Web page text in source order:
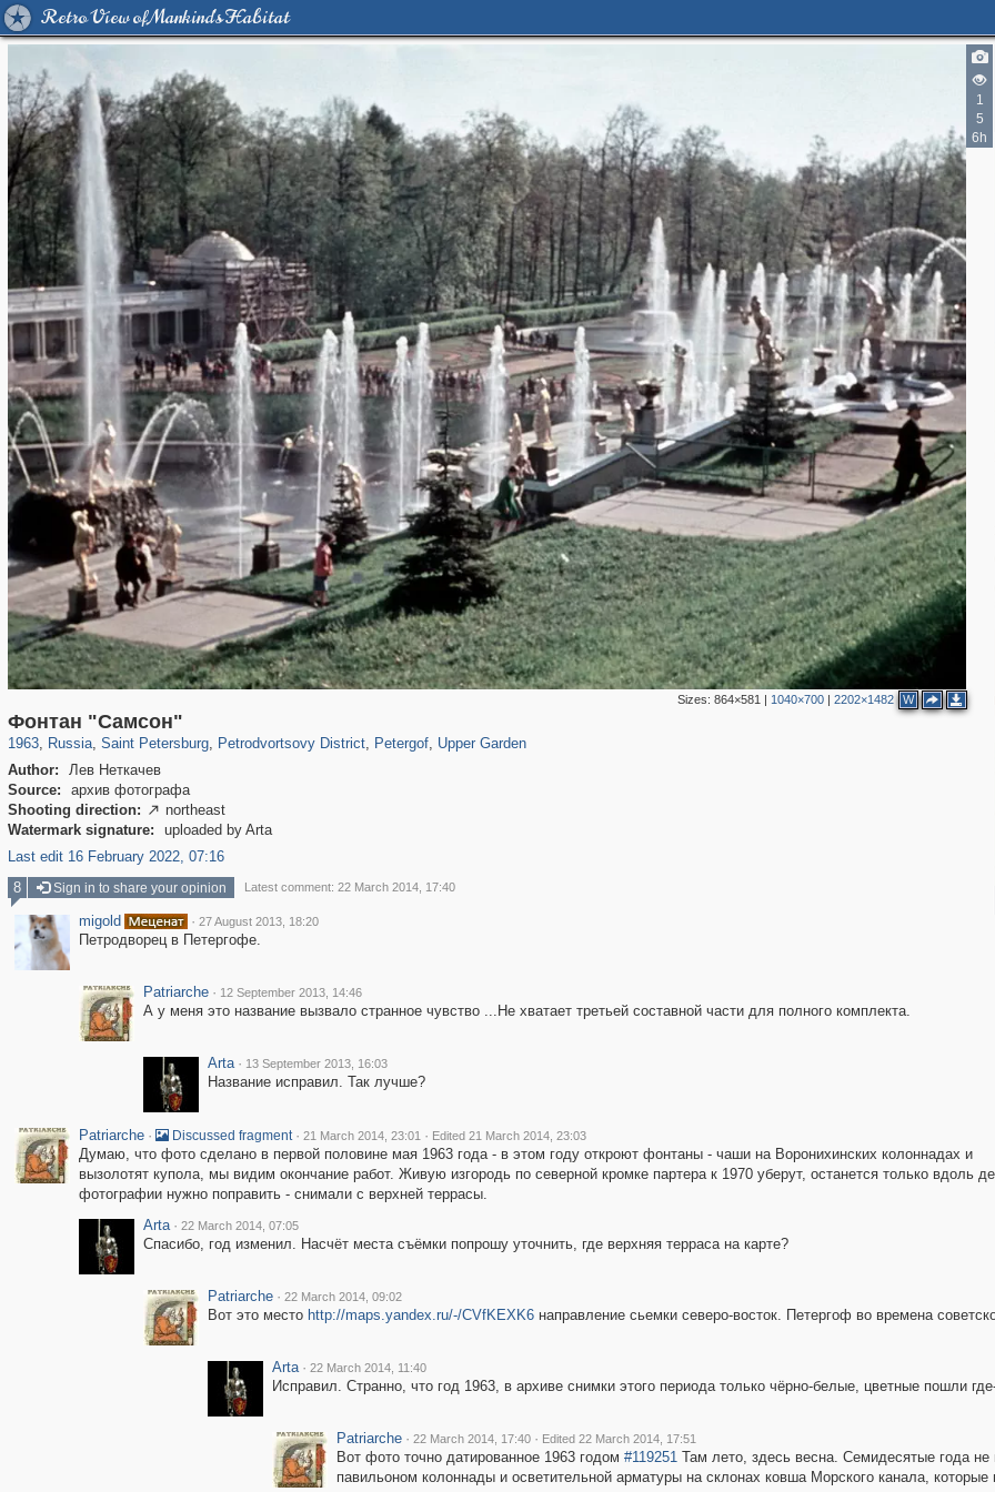
Retro View of Mankind's Habitat
1
5
6h
Sizes: 864×581 | 1040×700| 2202×1482 W
Фонтан "Самсон"
1963, Russia
1,405,800 29,243
, Saint Petersburg
197,061 5,709
, Petrodvortsovy District, Petergof, Upper Garden
Author:
Лев Неткачев
Source:
архив фотографа
Shooting direction:  northeast
Watermark signature:
uploaded by Arta
Last edit 16 February 2022, 07:16
8 Sign in to share your opinion Latest comment: 22 March 2014, 17:40
migold · 27 August 2013, 18:20
Петродворец в Петергофе.
Patriarche · 12 September 2013, 14:46
А у меня это название вызвало странное чувство ...Не хватает третьей составной части для полного комплекта.
Arta · 13 September 2013, 16:03
Название исправил. Так лучше?
Patriarche · Discussed fragment · 21 March 2014, 23:01 · Edited 21 March 2014, 23:03
Думаю, что фото сделано в первой половине мая 1963 года - в этом году откроют фонтаны - чаши на Воронихинских колоннадах и
вызолотят купола, мы видим окончание работ. Живую изгородь по северной кромке партера к 1970 уберут, останется только вдоль
фотографии нужно поправить - снимали с верхней террасы.
Arta · 22 March 2014, 07:05
Спасибо, год изменил. Насчёт места съёмки попрошу уточнить, где верхняя терраса на карте?
Patriarche · 22 March 2014, 09:02
Вот это место http://maps.yandex.ru/-/CVfKEXK6направление сьемки северо-восток. Петергоф во времена
Arta · 22 March 2014, 11:40
Исправил. Странно, что год 1963, в архиве снимки этого периода только чёрно-белые, цветные пошли
Patriarche · 22 March 2014, 17:40 · Edited 22 March 2014, 17:51
Вот фото точно датированное 1963 годом #119251Там лето, здесь весна. Семидесятые года
павильоном колоннады и осветительной арматуры на склонах ковша Морского канала,